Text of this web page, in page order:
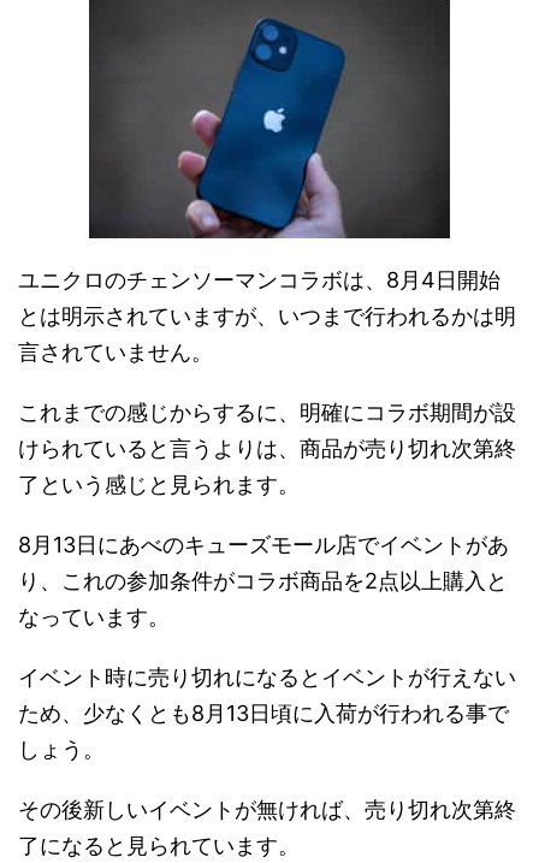
ユニクロのチェンソーマンコラボは、8月4日開始
とは明示されていますが、いつまで行われるかは明
言されていません。
これまでの感じからするに、明確にコラボ期間が設
けられていると言うよりは、商品が売り切れ次第終
了という感じと見られます。
8月13日にあべのキューズモール店でイベントがあ
り、これの参加条件がコラボ商品を2点以上購入と
なっています。
イベント時に売り切れになるとイベントが行えない
ため、少なくとも8月13日頃に入荷が行われる事で
しょう。
その後新しいイベントが無ければ、売り切れ次第終
了になると見られています。